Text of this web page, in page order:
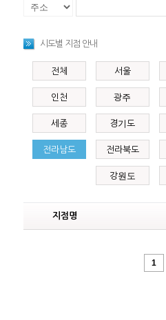
시도별 지점 안내
전체 서울
인천 광주
세종 경기도
전라남도 전라북도
강원도
지점명
1